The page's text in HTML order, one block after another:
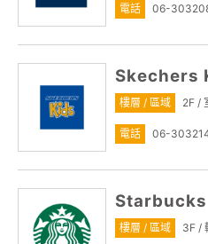
電話 06-
Skechers
樓層 / 區域 2F /
電話 06-
Starbucks
樓層 / 區域 3F /